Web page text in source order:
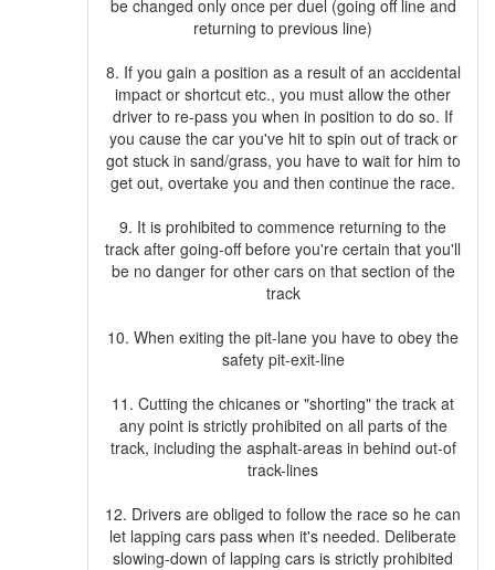
be changed only once per duel (going off line and
returning to previous line)
8. If you gain a position as a result of an accidental
impact or shortcut etc., you must allow the other
driver to re-pass you when in position to do so. If
you cause the car you've hit to spin out of track or
got stuck in sand/grass, you have to wait for him to
get out, overtake you and then continue the race.
9. It is prohibited to commence returning to the
track after going-off before you're certain that you'll
be no danger for other cars on that section of the
track
10. When exiting the pit-lane you have to obey the
safety pit-exit-line
11. Cutting the chicanes or "shorting" the track at
any point is strictly prohibited on all parts of the
track, including the asphalt-areas in behind out-of
track-lines
12. Drivers are obliged to follow the race so he can
let lapping cars pass when it's needed. Deliberate
slowing-down of lapping cars is strictly prohibited